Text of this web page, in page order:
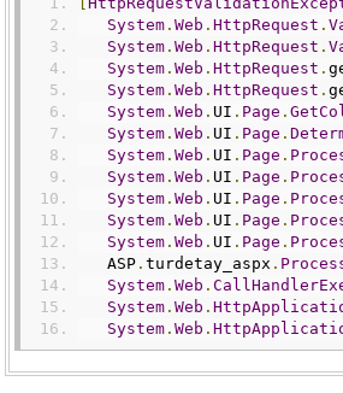
System . Web . HttpRequest .
System . Web . HttpRequest .
System . Web . HttpRequest .
System . Web . HttpRequest .
System . Web . UI . Page .
System . Web . UI . Page .
System . Web . UI . Page .
System . Web . UI . Page .
System . Web . UI . Page .
System . Web . UI . Page .
System . Web . UI . Page .
   ASP
. turdetay_aspx .
System . Web .
System . Web .
System . Web .